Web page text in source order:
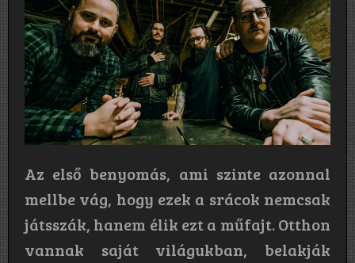
Az első benyomás, ami szinte azonnal
mellbe vág, hogy ezek a srácok nemcsak
játsszák, hanem élik ezt a műfajt. Otthon
vannak saját világukban, belakják